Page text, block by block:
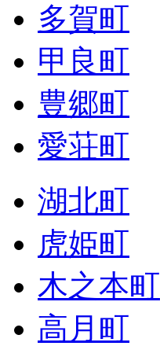
多賀町
甲良町
豊郷町
愛荘町
湖北町
虎姫町
木之本町
高月町